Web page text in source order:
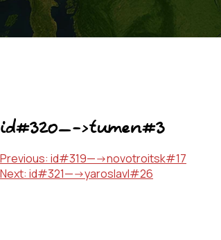
id#320—->tumen#3
Навигация
по
Previous: id#319—->novotroitsk#17
Next: id#321—->yaroslavl#26